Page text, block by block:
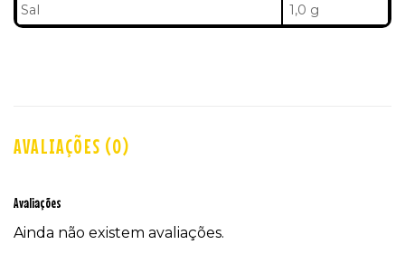
Sal
1,0 g
AVALIAÇÕES (0)
Avaliações
Ainda não existem avaliações.